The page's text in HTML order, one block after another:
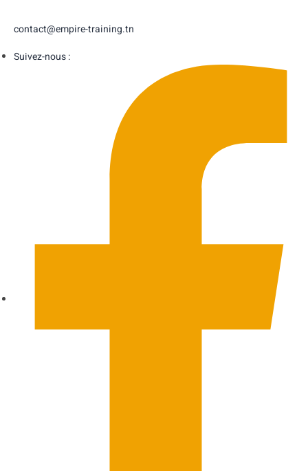
contact@empire-training.tn
Suivez-nous :